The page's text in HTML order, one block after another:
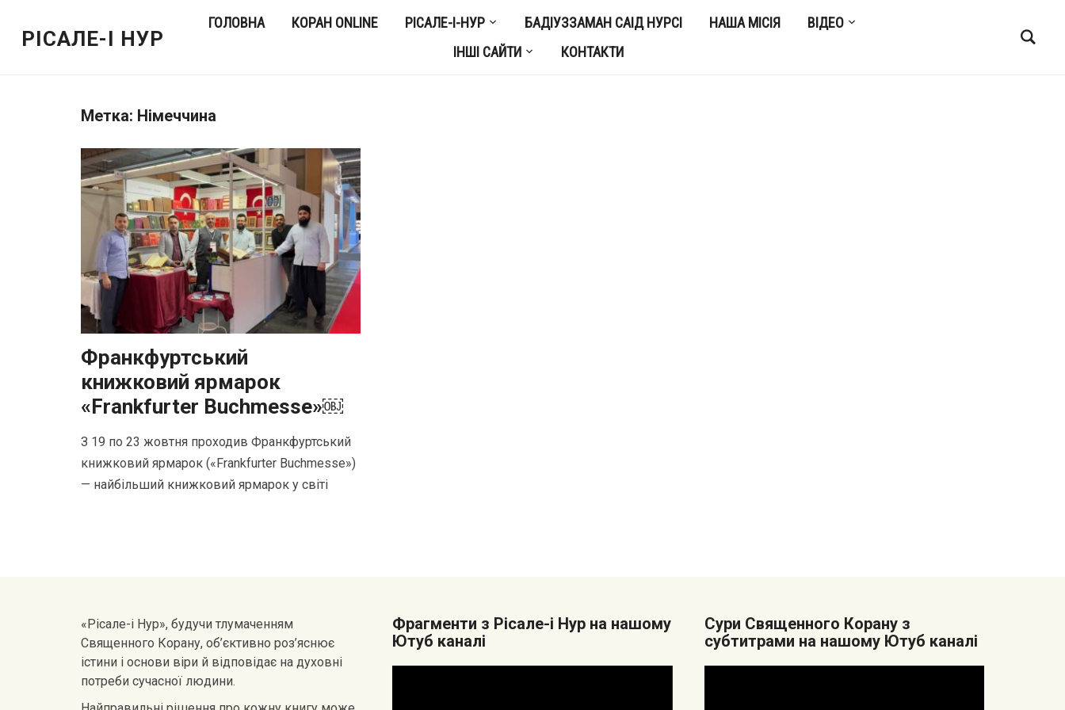
РІСАЛЕ-І НУР
ГОЛОВНА КОРАН ONLINE РІСАЛЕ-І-НУР БАДІУЗЗАМАН САІД НУРСІ НАША МІСІЯ
ВІДЕО
ІНШІ САЙТИ
КОНТАКТИ
Метка: Німеччина
Франкфуртський
книжковий ярмарок
«Frankfurter Buchmesse»￼
З 19 по 23 жовтня проходив Франкфуртський
книжковий ярмарок («Frankfurter Buchmesse»)
— найбільший книжковий ярмарок у світі
«Рісале-і Нур», будучи тлумаченням
Священного Корану, об’єктивно роз’яснює
істини і основи віри й відповідає на духовні
потреби сучасної людини.
Фрагменти з Рісале-і Нур на нашому
Ютуб каналі
Cури Священного Корану з
субтитрами на нашому Ютуб каналі